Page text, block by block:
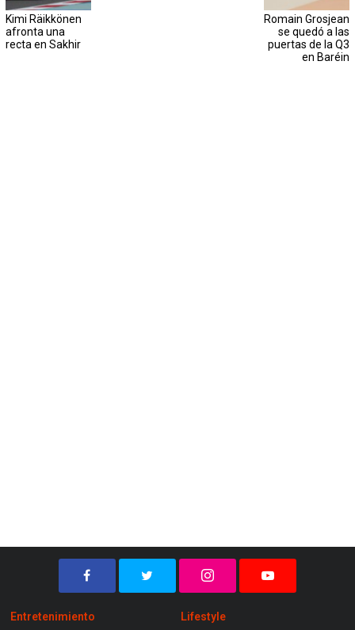
Kimi Räikkönen
afronta una
recta en Sakhir
Romain Grosjean
se quedó a las
puertas de la Q3
en Baréin
Entretenimiento
Lifestyle